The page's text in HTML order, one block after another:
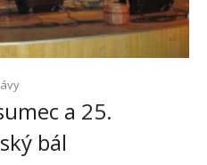
a 25.
bál